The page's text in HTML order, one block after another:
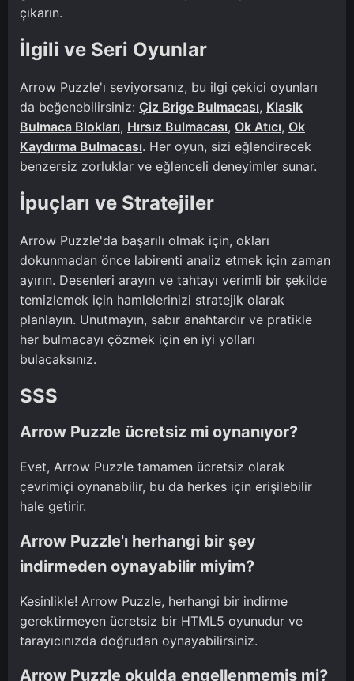
çıkarın.
İlgili ve Seri Oyunlar
Arrow Puzzle'ı seviyorsanız, bu ilgi çekici oyunları
da beğenebilirsiniz: Çiz Brige Bulmacası, Klasik
Bulmaca Blokları, Hırsız Bulmacası, Ok Atıcı, Ok
Kaydırma Bulmacası. Her oyun, sizi eğlendirecek
benzersiz zorluklar ve eğlenceli deneyimler sunar.
İpuçları ve Stratejiler
Arrow Puzzle'da başarılı olmak için, okları
dokunmadan önce labirenti analiz etmek için zaman
ayırın. Desenleri arayın ve tahtayı verimli bir şekilde
temizlemek için hamlelerinizi stratejik olarak
planlayın. Unutmayın, sabır anahtardır ve pratikle
her bulmacayı çözmek için en iyi yolları
bulacaksınız.
SSS
Arrow Puzzle ücretsiz mi oynanıyor?
Evet, Arrow Puzzle tamamen ücretsiz olarak
çevrimiçi oynanabilir, bu da herkes için erişilebilir
hale getirir.
Arrow Puzzle'ı herhangi bir şey
indirmeden oynayabilir miyim?
Kesinlikle! Arrow Puzzle, herhangi bir indirme
gerektirmeyen ücretsiz bir HTML5 oyunudur ve
tarayıcınızda doğrudan oynayabilirsiniz.
Arrow Puzzle okulda engellenmemiş mi?